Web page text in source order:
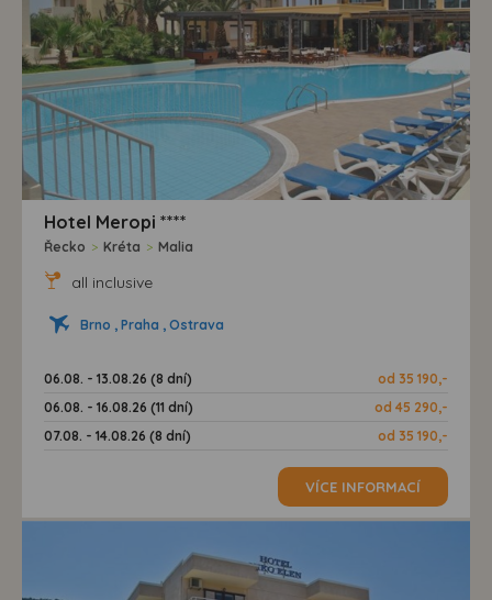
Hotel Meropi ****
Řecko > Kréta > Malia
all inclusive
Brno , Praha , Ostrava
06.08. - 13.08.26 (8 dní)
od 35 190,-
06.08. - 16.08.26 (11 dní)
od 45 290,-
07.08. - 14.08.26 (8 dní)
od 35 190,-
VÍCE INFORMACÍ